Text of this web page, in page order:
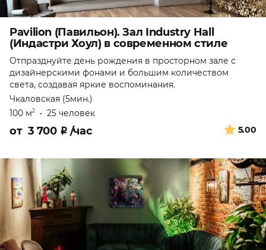
Pavilion (Павильон). Зал Industry Hall
(Индастри Хоул) в современном стиле
Отпразднуйте день рождения в просторном зале с
дизайнерскими фонами и большим количеством
света, создавая яркие воспоминания.
Чкаловская (5мин.)
100 м2 • 25 человек
5.00
от 3 700 ₽ /час